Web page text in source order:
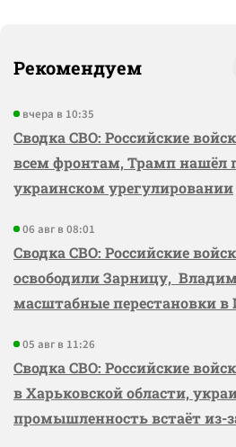
Рекомендуем
вчера в 10:35
Сводка СВО: Российские
всем фронтам, Трамп нашёл
украинском урегулировании
06 авг в 08:01
Сводка СВО: Российские
освободили Зарницу,
масштабные перестановки
05 авг в 11:26
Сводка СВО: Российские
в Харьковской области,
промышленность встаёт из-